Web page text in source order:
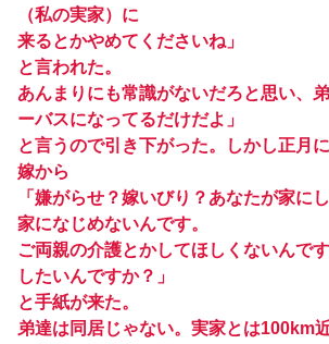
（私の実家）に
来るとかやめてくださいね」
と言われた。
あんまりにも常識がないだろと思い、
ーバスになってるだけだよ」
と言うので引き下がった。しかし正月
嫁から
「嫌がらせ？嫁いびり？あなたが家に
家になじめないんです。
ご両親の介護とかしてほしくないんで
したいんですか？」
と手紙が来た。
弟達は同居じゃない。実家とは100km